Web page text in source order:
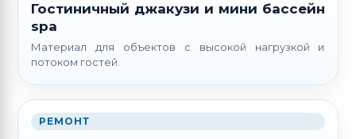
Гостиничный джакузи и мини бассейн
spa
Материал для объектов с высокой нагрузкой и
потоком гостей.
РЕМОНТ